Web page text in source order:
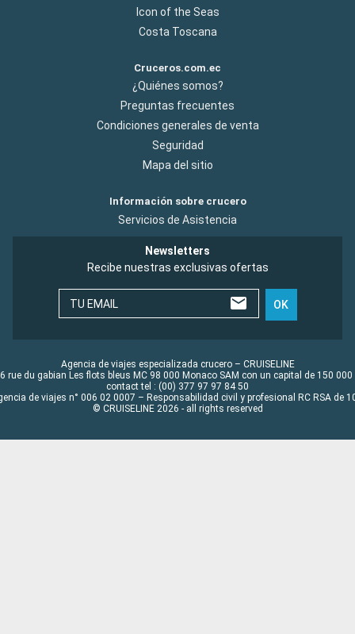
Icon of the Seas
Costa Toscana
Cruceros.com.ec
¿Quiénes somos?
Preguntas frecuentes
Condiciones generales de venta
Seguridad
Mapa del sitio
Información sobre crucero
Servicios de Asistencia
Newsletters
Recibe nuestras exclusivas ofertas
TU EMAIL OK
Agencia de viajes especializada crucero – CRUISELINE
rue du gabian Les flots bleus MC 98 000 Monaco SAM con un capital de 150 000
contact tel : (00) 377 97 97 84 50
de viajes n° 006 02 0007 – Responsabilidad civil y profesional RC RSA de
© CRUISELINE 2026 - all rights reserved